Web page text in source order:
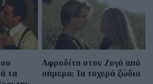
τα
Αφροδίτη στον Ζυγό από
σήμερα: Τα τυχερά ζώδια